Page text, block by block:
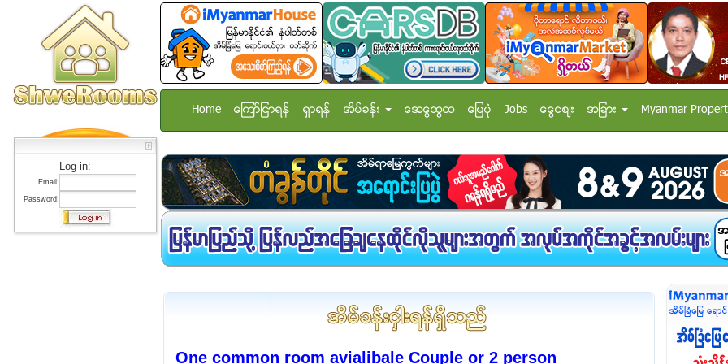
Log in:
Email:
Password:
Home ေၾကာ္ျငာရန္ ရွာရန္ အိမ္ခန္း အေထြေထြ ေျမပံု Jobs ေငြေစ်း အျခား Myanmar
One common room avialibale Couple or 2 person